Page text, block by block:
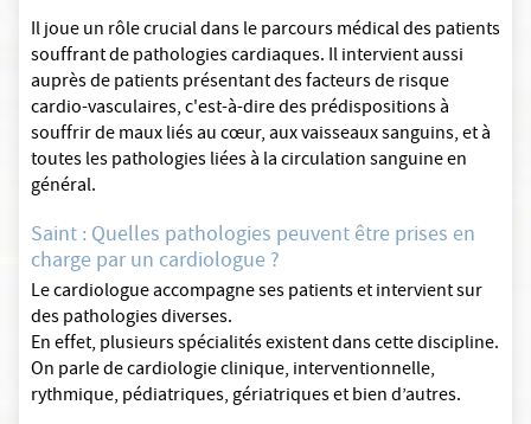
Il joue un rôle crucial dans le parcours médical des patients
souffrant de pathologies cardiaques. Il intervient aussi
auprès de patients présentant des facteurs de risque
cardio-vasculaires, c'est-à-dire des prédispositions à
souffrir de maux liés au cœur, aux vaisseaux sanguins, et à
toutes les pathologies liées à la circulation sanguine en
général.
Saint : Quelles pathologies peuvent être prises en
charge par un cardiologue ?
Le cardiologue accompagne ses patients et intervient sur
des pathologies diverses.
En effet, plusieurs spécialités existent dans cette discipline.
On parle de cardiologie clinique, interventionnelle,
rythmique, pédiatriques, gériatriques et bien d’autres.